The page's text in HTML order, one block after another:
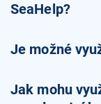
SeaHelp?
Je možné
Jak mohu